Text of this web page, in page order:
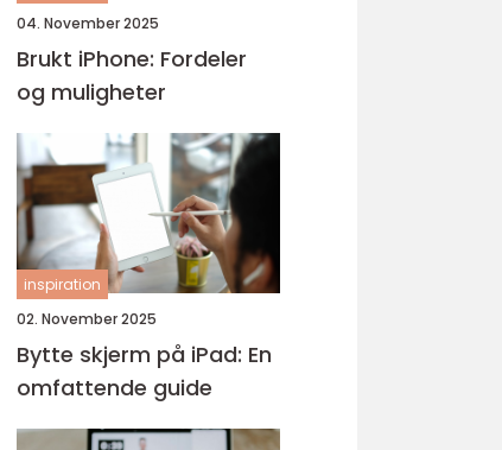
04. November 2025
Brukt iPhone: Fordeler
og muligheter
inspiration
02. November 2025
Bytte skjerm på iPad: En
omfattende guide